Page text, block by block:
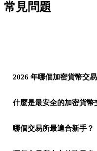
常見問題
2026 年哪個加密貨幣交
什麼是最安全的加密貨幣
哪個交易所最適合新手？